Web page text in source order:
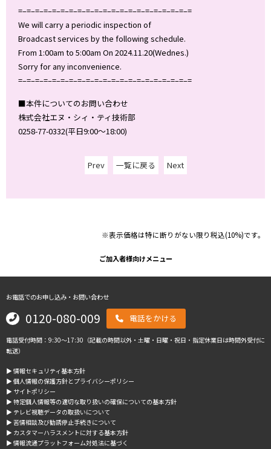
=–=–=–=–=–=–=–=–=–=–=–=–=–=–=–=–=–=–=–=–=
We will carry a periodic inspection of
Broadcast services by the following schedule.
From 1:00am to 5:00am On 2024.11.20(Wednes.)
Sorry for any inconvenience.
=–=–=–=–=–=–=–=–=–=–=–=–=–=–=–=–=–=–=–=–=
■本件についてのお問い合わせ
株式会社エヌ・シィ・ティ技術部
0258-77-0332(平日9:00～18:00)
Prev 一覧に戻る Next
※表示価格は特に断りがない限り税込(10%)です。
ご加入者様向けメニュー
お電話でのお申し込み・お問い合わせ
0120-080-009 電話をかける
電話受付時間：9:30～17:30（記載の時間以外・土曜・日曜・祝日・指定休業日は時間外受付に
転送）
▶︎ 情報セキュリティ基本方針
▶︎ 個人情報の保護方針とプライバシーポリシー
▶︎ サイトポリシー
▶︎ 特定個人情報等の適切な取り扱いの確保についての基本方針
▶︎ テレビ視聴データの取扱いについて
▶︎ 苦情相談及び勧誘停止手続きについて
▶︎ カスタマーハラスメントに対する基本方針
▶︎ 情報流通プラットフォーム対処法に基づく